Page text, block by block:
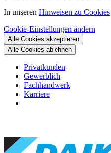
In unseren Hinweisen zu Cookies
Cookie-Einstellungen ändern
Alle Cookies akzeptieren
Alle Cookies ablehnen
Privatkunden
Gewerblich
Fachhandwerk
Karriere